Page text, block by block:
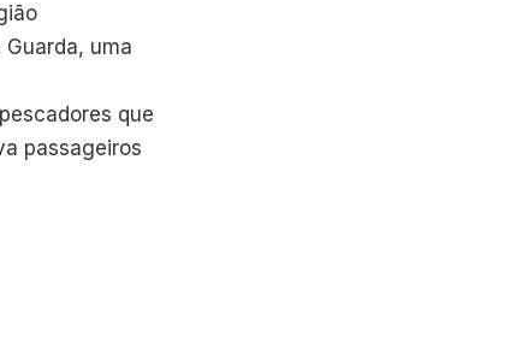
uma
que
passageiros